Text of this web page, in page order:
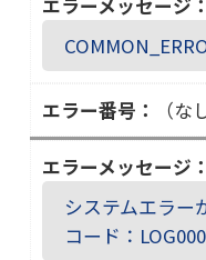
（な
システムエラー
コード：